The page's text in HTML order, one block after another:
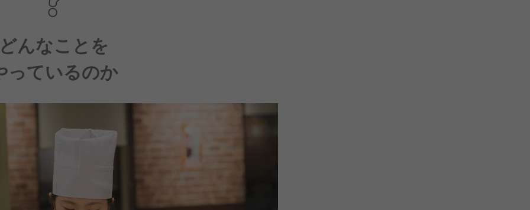
んなことを
っているのか